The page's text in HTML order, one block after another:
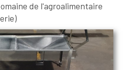
de l'agroalimentaire